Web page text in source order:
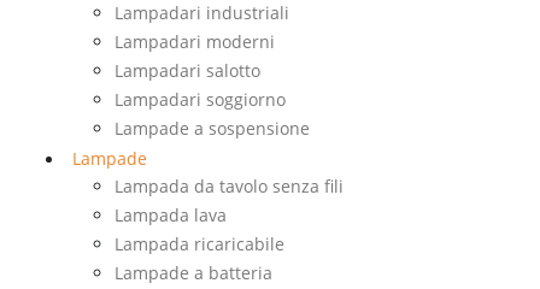
Lampadari industriali
Lampadari moderni
Lampadari salotto
Lampadari soggiorno
Lampade a sospensione
Lampade
Lampada da tavolo senza fili
Lampada lava
Lampada ricaricabile
Lampade a batteria